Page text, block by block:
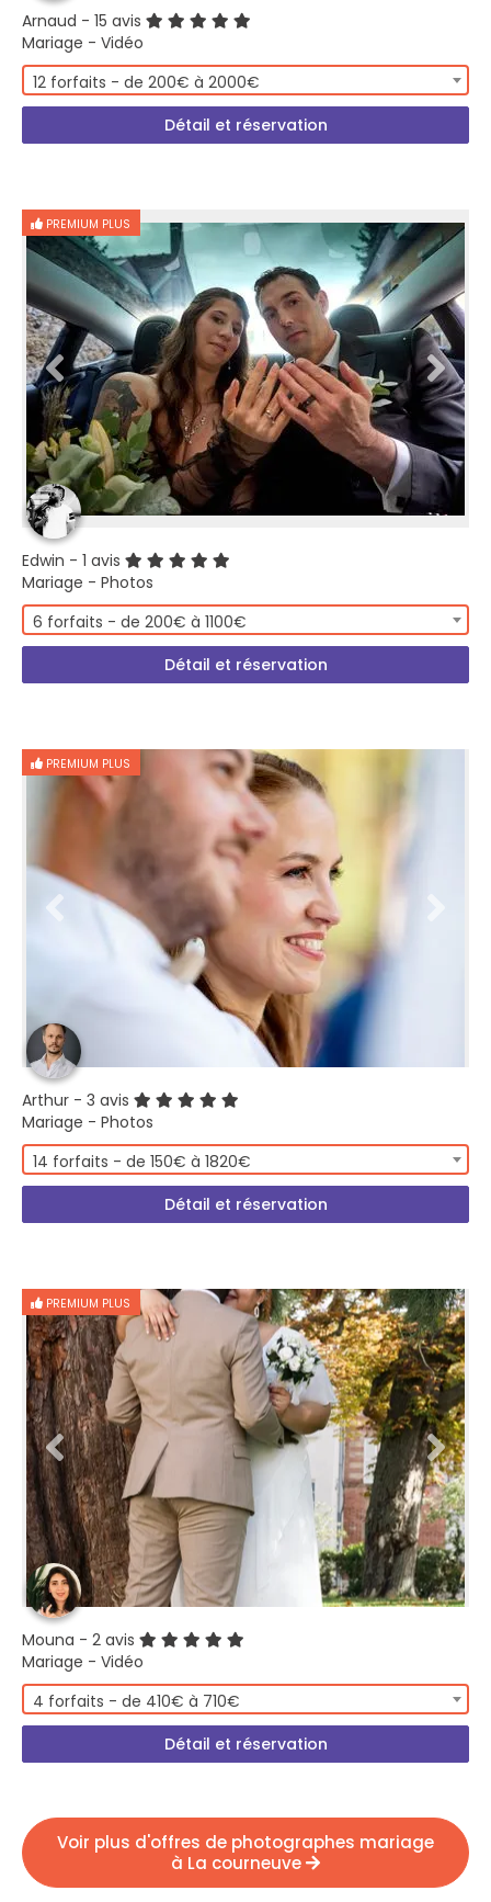
Arnaud - 15 avis
Mariage - Vidéo
12 forfaits - de 200€ à 2000€
Détail et réservation
PREMIUM PLUS
Edwin - 1 avis
Mariage - Photos
6 forfaits - de 200€ à 1100€
Détail et réservation
PREMIUM PLUS
Arthur - 3 avis
Mariage - Photos
14 forfaits - de 150€ à 1820€
Détail et réservation
PREMIUM PLUS
Mouna - 2 avis
Mariage - Vidéo
4 forfaits - de 410€ à 710€
Détail et réservation
Voir plus d'offres de photographes mariage
à La courneuve